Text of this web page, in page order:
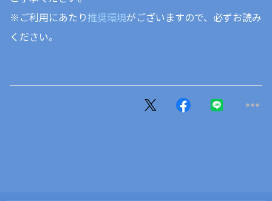
※ご利用にあたり推奨環境がございますので、必ずお読み
ください。